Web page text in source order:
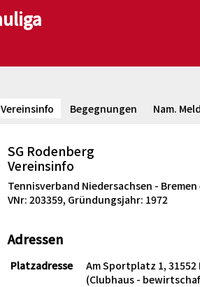
Vereinsinfo Begegnungen Nam.
SG Rodenberg
Vereinsinfo
Tennisverband Niedersachsen -
VNr: 203359, Gründungsjahr: 1972
Adressen
Platzadresse
Am Sportplatz 1,
(Clubhaus -